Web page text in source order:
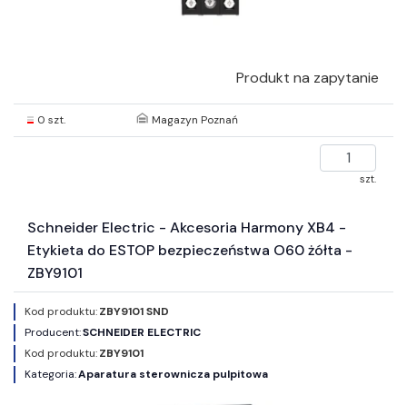
Produkt na zapytanie
0 szt. Magazyn Poznań
szt.
Schneider Electric - Akcesoria Harmony XB4 -
Etykieta do ESTOP bezpieczeństwa O60 żółta -
ZBY9101
Kod produktu:ZBY9101 SND
Producent:SCHNEIDER ELECTRIC
Kod produktu:ZBY9101
Kategoria:Aparatura sterownicza pulpitowa